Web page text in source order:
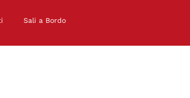
Sali a Bordo